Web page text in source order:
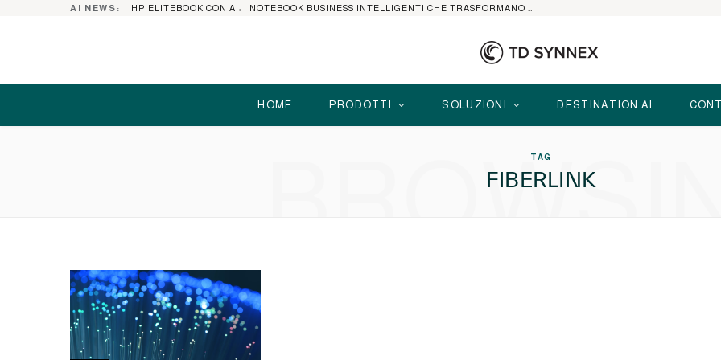
AI NEWS:
HOME PRODOTTI SOLUZIONI DESTINATION AI
TAG
FIBERLINK